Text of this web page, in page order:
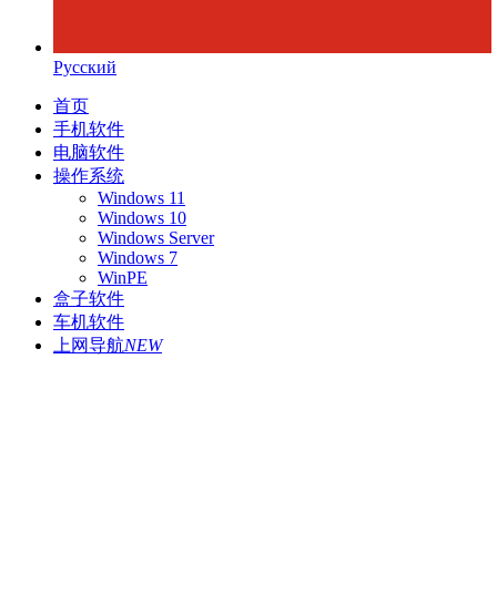
Русский
首页
手机软件
电脑软件
操作系统
Windows 11
Windows 10
Windows Server
Windows 7
WinPE
盒子软件
车机软件
上网导航NEW